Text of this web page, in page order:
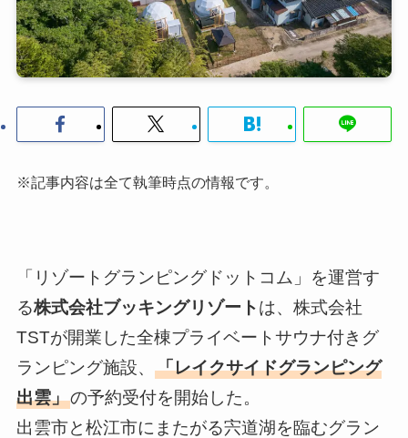
※記事内容は全て執筆時点の情報です。
「リゾートグランピングドットコム」を運営す
る株式会社ブッキングリゾートは、株式会社
TSTが開業した全棟プライベートサウナ付きグ
ランピング施設、 「レイクサイドグランピング
出雲」の予約受付を開始した。
出雲市と松江市にまたがる宍道湖を臨むグラン